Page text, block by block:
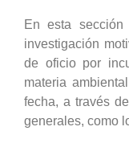
En esta
investigación
de oficio por
materia
fecha, a través
generales, como